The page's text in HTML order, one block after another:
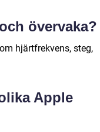
övervaka?
hjärtfrekvens, steg,
Apple